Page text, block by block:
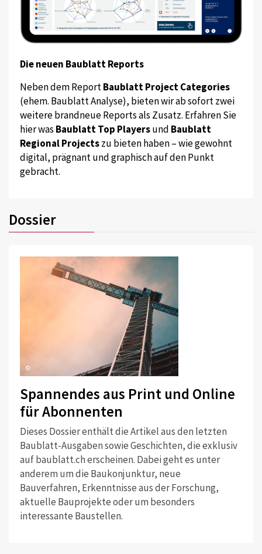
Die neuen Baublatt Reports
Neben dem ReportBaublatt Project Categories
(ehem. Baublatt Analyse), bieten wir ab sofort zwei
weitere brandneue Reports als Zusatz. Erfahren Sie
hier was Baublatt Top Playersund Baublatt
Regional Projectszu bieten haben – wie gewohnt
digital, prägnant und graphisch auf den Punkt
gebracht.
Dossier
©
Spannendes aus Print und Online
für Abonnenten
Dieses Dossier enthält die Artikel aus den letzten
Baublatt-Ausgaben sowie Geschichten, die exklusiv
auf baublatt.ch erscheinen. Dabei geht es unter
anderem um die Baukonjunktur, neue
Bauverfahren, Erkenntnisse aus der Forschung,
aktuelle Bauprojekte oder um besonders
interessante Baustellen.